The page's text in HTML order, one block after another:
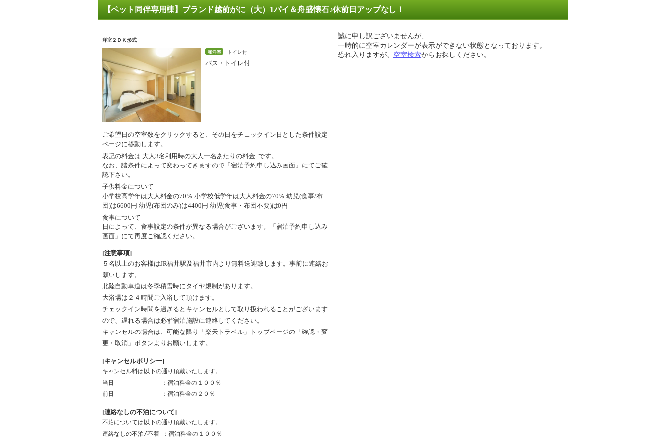
【ペット同伴専用棟】ブランド越前がに（大）1パイ＆舟盛懐石♪休前日アップなし！
洋室２ＤＫ形式
和洋室 トイレ付
バス・トイレ付
ご希望日の空室数をクリックすると、その日をチェックイン日とした条件設定
ページに移動します。
表記の料金は 大人3名利用時の大人一名あたりの料金 です。
なお、諸条件によって変わってきますので「宿泊予約申し込み画面」にてご確
認下さい。
子供料金について
小学校高学年は大人料金の70％ 小学校低学年は大人料金の70％ 幼児(食事/布
団)は6600円 幼児(布団のみ)は4400円 幼児(食事・布団不要)は0円
食事について
日によって、食事設定の条件が異なる場合がございます。「宿泊予約申し込み
画面」にて再度ご確認ください。
[注意事項]
５名以上のお客様はJR福井駅及福井市内より無料送迎致します。事前に連絡お
願いします。
北陸自動車道は冬季積雪時にタイヤ規制があります。
大浴場は２４時間ご入浴して頂けます。
チェックイン時間を過ぎるとキャンセルとして取り扱われることがございます
ので、遅れる場合は必ず宿泊施設に連絡してください。
キャンセルの場合は、可能な限り「楽天トラベル」トップページの「確認・変
更・取消」ボタンよりお願いします。
[キャンセルポリシー]
キャンセル料は以下の通り頂戴いたします。
当日　　　　　　　　：宿泊料金の１００％
前日　　　　　　　　：宿泊料金の２０％
[連絡なしの不泊について]
不泊については以下の通り頂戴いたします。
連絡なしの不泊/不着 ：宿泊料金の１００％
誠に申し訳ございませんが、
一時的に空室カレンダーが表示ができない状態となっております。
恐れ入りますが、 空室検索からお探しください。